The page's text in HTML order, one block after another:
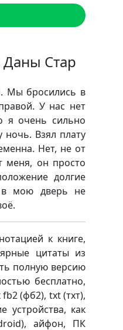
Даны Стар
Мы бросились в
У нас нет
я очень сильно
ночь. Взял плату
Нет, не от
меня, он просто
долгие
в мою дверь не
к книге,
цитаты из
полную версию
бесплатно,
(фб2), txt (тхт),
устройства, как
айфон, ПК